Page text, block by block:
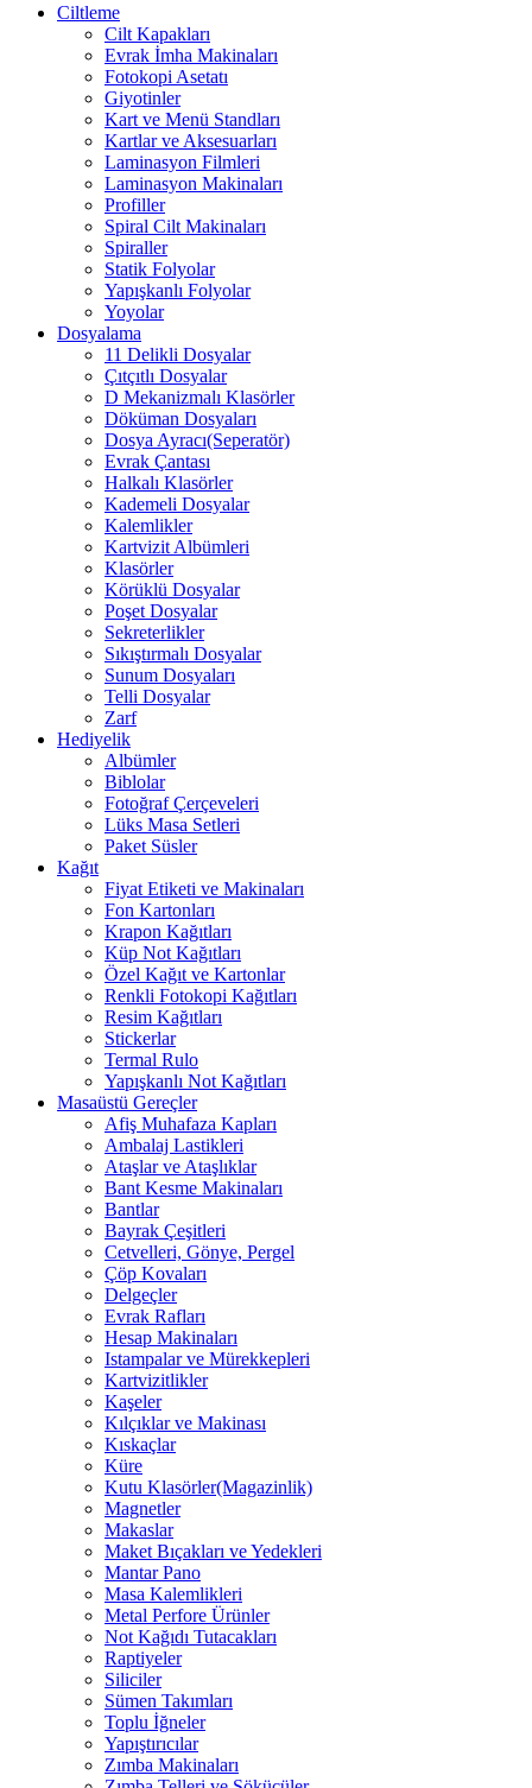
Ciltleme
Cilt Kapakları
Evrak İmha Makinaları
Fotokopi Asetatı
Giyotinler
Kart ve Menü Standları
Kartlar ve Aksesuarları
Laminasyon Filmleri
Laminasyon Makinaları
Profiller
Spiral Cilt Makinaları
Spiraller
Statik Folyolar
Yapışkanlı Folyolar
Yoyolar
Dosyalama
11 Delikli Dosyalar
Çıtçıtlı Dosyalar
D Mekanizmalı Klasörler
Döküman Dosyaları
Dosya Ayracı(Seperatör)
Evrak Çantası
Halkalı Klasörler
Kademeli Dosyalar
Kalemlikler
Kartvizit Albümleri
Klasörler
Körüklü Dosyalar
Poşet Dosyalar
Sekreterlikler
Sıkıştırmalı Dosyalar
Sunum Dosyaları
Telli Dosyalar
Zarf
Hediyelik
Albümler
Biblolar
Fotoğraf Çerçeveleri
Lüks Masa Setleri
Paket Süsler
Kağıt
Fiyat Etiketi ve Makinaları
Fon Kartonları
Krapon Kağıtları
Küp Not Kağıtları
Özel Kağıt ve Kartonlar
Renkli Fotokopi Kağıtları
Resim Kağıtları
Stickerlar
Termal Rulo
Yapışkanlı Not Kağıtları
Masaüstü Gereçler
Afiş Muhafaza Kapları
Ambalaj Lastikleri
Ataşlar ve Ataşlıklar
Bant Kesme Makinaları
Bantlar
Bayrak Çeşitleri
Cetvelleri, Gönye, Pergel
Çöp Kovaları
Delgeçler
Evrak Rafları
Hesap Makinaları
Istampalar ve Mürekkepleri
Kartvizitlikler
Kaşeler
Kılçıklar ve Makinası
Kıskaçlar
Küre
Kutu Klasörler(Magazinlik)
Magnetler
Makaslar
Maket Bıçakları ve Yedekleri
Mantar Pano
Masa Kalemlikleri
Metal Perfore Ürünler
Not Kağıdı Tutacakları
Raptiyeler
Siliciler
Sümen Takımları
Toplu İğneler
Yapıştırıcılar
Zımba Makinaları